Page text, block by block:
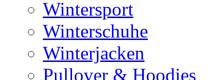
Wintersport
Winterschuhe
Winterjacken
Pullover & Hoodies